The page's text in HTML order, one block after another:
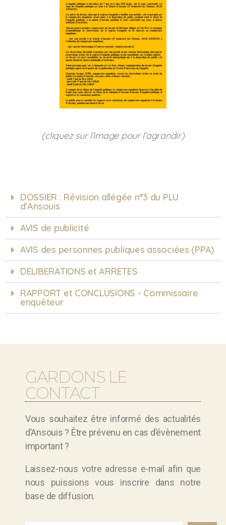
(cliquez sur l’image pour l’agrandir)
DOSSIER : Révision allégée n°3 du PLU
d'Ansouis
AVIS de publicité
AVIS des personnes publiques associées (PPA)
DELIBERATIONS et ARRETES
RAPPORT et CONCLUSIONS - Commissaire
enquêteur
GARDONS LE
CONTACT
Vous souhaitez être informé des actualités
d’Ansouis ? Être prévenu en cas d’évènement
important ?
Laissez-nous votre adresse e-mail afin que
nous puissions vous inscrire dans notre
base de diffusion.